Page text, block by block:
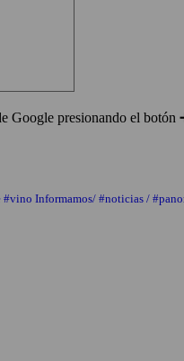
Google presionando el
Informamos/ #noticias /